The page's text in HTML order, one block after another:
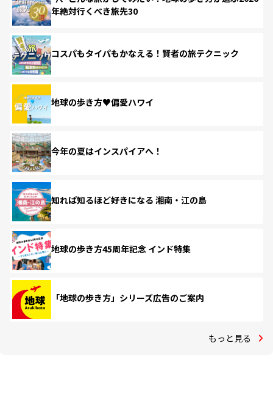
年絶対行くべき旅先30
コスパもタイパもかなえる！賢者の旅テクニック
地球の歩き方♥偏愛ハワイ
今年の夏はインスパイアへ！
知れば知るほど好きになる 湘南・江の島
地球の歩き方45周年記念 インド特集
「地球の歩き方」シリーズ広告のご案内
もっと見る